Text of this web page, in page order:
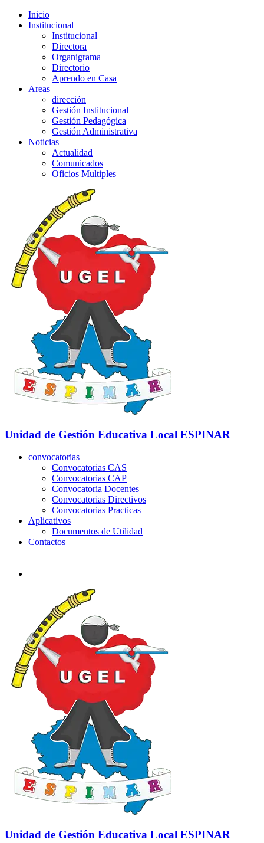
Inicio
Institucional
Institucional
Directora
Organigrama
Directorio
Aprendo en Casa
Areas
dirección
Gestión Institucional
Gestión Pedagógica
Gestión Administrativa
Noticias
Actualidad
Comunicados
Oficios Multiples
Unidad de Gestión Educativa Local ESPINAR
convocatorias
Convocatorias CAS
Convocatorias CAP
Convocatoria Docentes
Convocatorias Directivos
Convocatorias Practicas
Aplicativos
Documentos de Utilidad
Contactos
Unidad de Gestión Educativa Local ESPINAR